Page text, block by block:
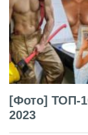
[Фото] ТОП-
2023